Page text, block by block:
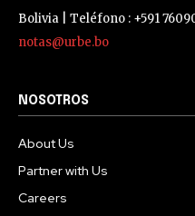
Bolivia | Teléfono : +591
notas@urbe.bo
NOSOTROS
About Us
Partner with Us
Careers